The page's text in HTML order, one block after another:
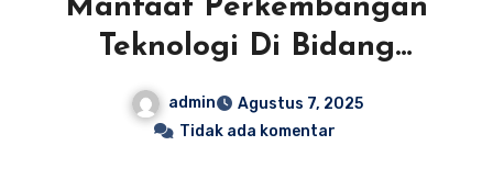
Manfaat Perkembangan
Teknologi Di Bidang
admin
Agustus 7, 2025
Tidak ada komentar